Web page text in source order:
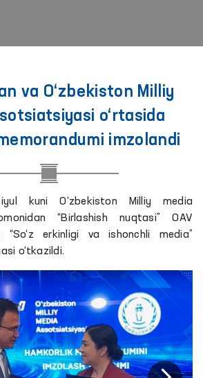
va O‘zbekiston Milliy
o‘rtasida
imzolandi
kuni O‘zbekiston Milliy media
“Birlashish nuqtasi” OAV
erkinligi va ishonchli media”
o‘tkazildi.